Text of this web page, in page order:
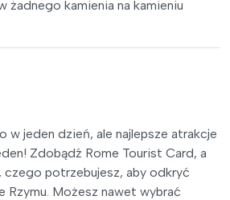
żadnego kamienia na kamieniu
w jeden dzień, ale najlepsze atrakcje
Zdobądź Rome Tourist Card, a
potrzebujesz, aby odkryć
Rzymu. Możesz nawet wybrać